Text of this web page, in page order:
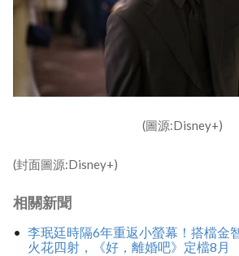
(圖源:Disney+)
(封面圖源:Disney+)
相關新聞
李珉廷時隔6年重返小螢幕！搭檔金
火花四射，《好，離婚吧》定檔8月